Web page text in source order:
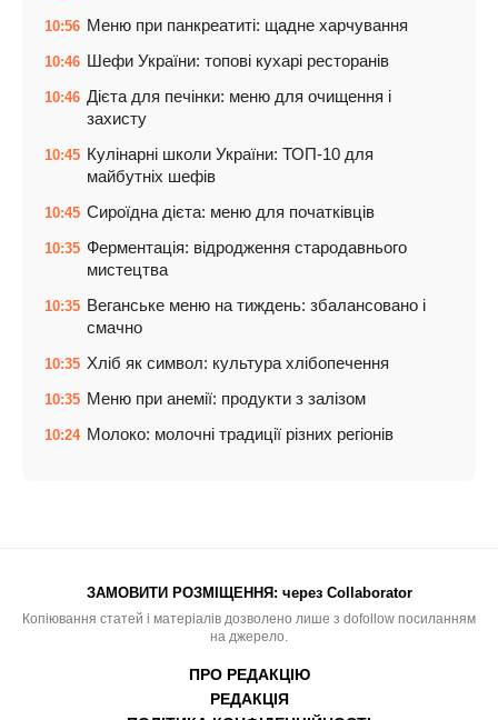
10:56 Меню при панкреатиті: щадне харчування
10:46 Шефи України: топові кухарі ресторанів
10:46 Дієта для печінки: меню для очищення і
захисту
10:45 Кулінарні школи України: ТОП-10 для
майбутніх шефів
10:45 Сироїдна дієта: меню для початківців
10:35 Ферментація: відродження стародавнього
мистецтва
10:35 Веганське меню на тиждень: збалансовано і
смачно
10:35 Хліб як символ: культура хлібопечення
10:35 Меню при анемії: продукти з залізом
10:24 Молоко: молочні традиції різних регіонів
ЗАМОВИТИ РОЗМІЩЕННЯ: через Collaborator
Копіювання статей і матеріалів дозволено лише з dofollow посиланням
на джерело.
ПРО РЕДАКЦІЮ
РЕДАКЦІЯ